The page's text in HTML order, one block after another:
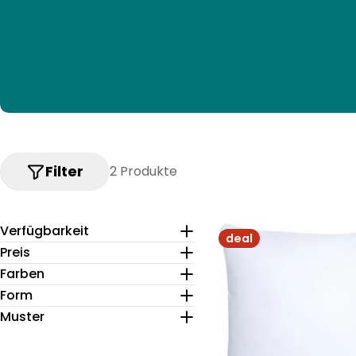
2 Produkte
Filter
Verfügbarkeit
Preis
Farben
Form
Muster
deal